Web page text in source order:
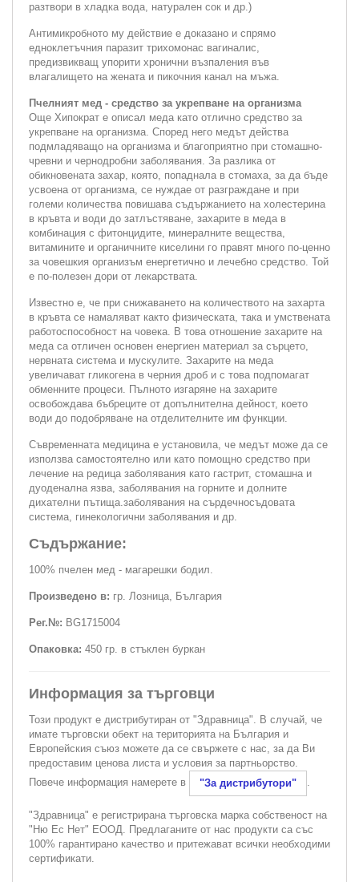
разтвори в хладка вода, натурален сок и др.)
Антимикробното му действие е доказано и спрямо
едноклетъчния паразит трихомонас вагиналис,
предизвикващ упорити хронични възпаления във
влагалището на жената и пикочния канал на мъжа.
Пчелният мед - средство за укрепване на организма
Още Хипократ е описал меда като отлично средство за
укрепване на организма. Според него медът действа
подмладяващо на организма и благоприятно при стомашно-
чревни и чернодробни заболявания. За разлика от
обикновената захар, която, попаднала в стомаха, за да бъде
усвоена от организма, се нуждае от разграждане и при
големи количества повишава съдържанието на холестерина
в кръвта и води до затлъстяване, захарите в меда в
комбинация с фитонцидите, минералните вещества,
витамините и органичните киселини го правят много по-ценно
за човешкия организъм енергетично и лечебно средство. Той
е по-полезен дори от лекарствата.
Известно е, че при снижаването на количеството на захарта
в кръвта се намаляват както физическата, така и умствената
работоспособност на човека. В това отношение захарите на
меда са отличен основен енергиен материал за сърцето,
нервната система и мускулите. Захарите на меда
увеличават гликогена в черния дроб и с това подпомагат
обменните процеси. Пълното изгаряне на захарите
освобождава бъбреците от допълнителна дейност, което
води до подобряване на отделителните им функции.
Съвременната медицина е установила, че медът може да се
използва самостоятелно или като помощно средство при
лечение на редица заболявания като гастрит, стомашна и
дуоденална язва, заболявания на горните и долните
дихателни пътища.заболявания на сърдечносъдовата
система, гинекологични заболявания и др.
Съдържание:
100% пчелен мед - магарешки бодил.
Произведено в: гр. Лозница, България
Рег.№: BG1715004
Опаковка: 450 гр. в стъклен буркан
Информация за търговци
Този продукт е дистрибутиран от "Здравница". В случай, че
имате търговски обект на територията на България и
Европейския съюз можете да се свържете с нас, за да Ви
предоставим ценова листа и условия за партньорство.
Повече информация намерете в
"За дистрибутори" .
"Здравница" е регистрирана търговска марка собственост на
"Ню Ес Нет" ЕООД. Предлаганите от нас продукти са със
100% гарантирано качество и притежават всички необходими
сертификати.